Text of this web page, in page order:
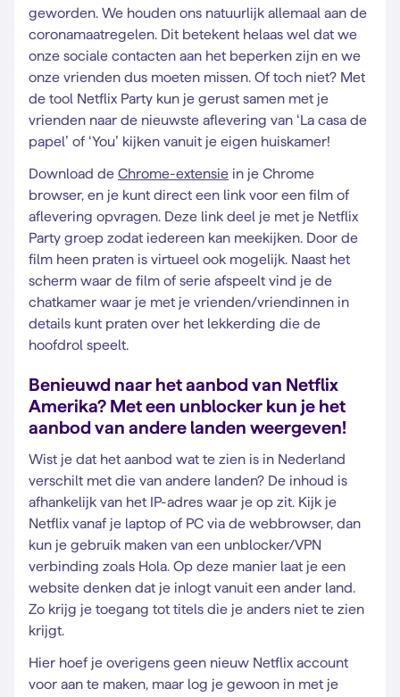
geworden. We houden ons natuurlijk allemaal aan de
coronamaatregelen. Dit betekent helaas wel dat we
onze sociale contacten aan het beperken zijn en we
onze vrienden dus moeten missen. Of toch niet? Met
de tool Netflix Party kun je gerust samen met je
vrienden naar de nieuwste aflevering van ‘La casa de
papel’ of ‘You’ kijken vanuit je eigen huiskamer!
Download de Chrome-extensie in je Chrome
browser, en je kunt direct een link voor een film of
aflevering opvragen. Deze link deel je met je Netflix
Party groep zodat iedereen kan meekijken. Door de
film heen praten is virtueel ook mogelijk. Naast het
scherm waar de film of serie afspeelt vind je de
chatkamer waar je met je vrienden/vriendinnen in
details kunt praten over het lekkerding die de
hoofdrol speelt.
Benieuwd naar het aanbod van Netflix
Amerika? Met een unblocker kun je het
aanbod van andere landen weergeven!
Wist je dat het aanbod wat te zien is in Nederland
verschilt met die van andere landen? De inhoud is
afhankelijk van het IP-adres waar je op zit. Kijk je
Netflix vanaf je laptop of PC via de webbrowser, dan
kun je gebruik maken van een unblocker/VPN
verbinding zoals Hola. Op deze manier laat je een
website denken dat je inlogt vanuit een ander land.
Zo krijg je toegang tot titels die je anders niet te zien
krijgt.
Hier hoef je overigens geen nieuw Netflix account
voor aan te maken, maar log je gewoon in met je